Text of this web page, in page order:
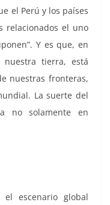
el Perú y los países
relacionados el uno
Y es que, en
tierra, está
nuestras fronteras,
La suerte del
no solamente en
escenario global